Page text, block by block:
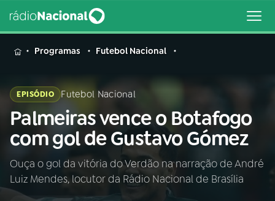
MENU
Buscar
na
Rádio
Nacional
Buscar
AO VIVO
Programas Futebol Nacional
EPISÓDIO Futebol Nacional
Palmeiras vence o Botafogo
com gol de Gustavo Gómez
Ouça o gol da vitória do Verdão na narração de André
Luiz Mendes, locutor da Rádio Nacional de Brasília